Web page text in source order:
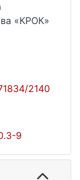
«КРОК»
2140
9